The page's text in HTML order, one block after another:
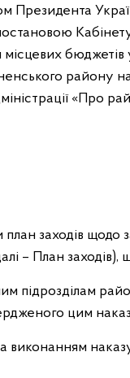
Президента
місцевих
району
«Про
план заходів
– План заходів),
підрозділам
цим
виконанням